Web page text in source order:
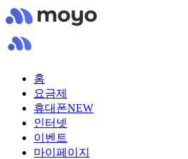
홈
요금제
휴대폰NEW
인터넷
이벤트
마이페이지